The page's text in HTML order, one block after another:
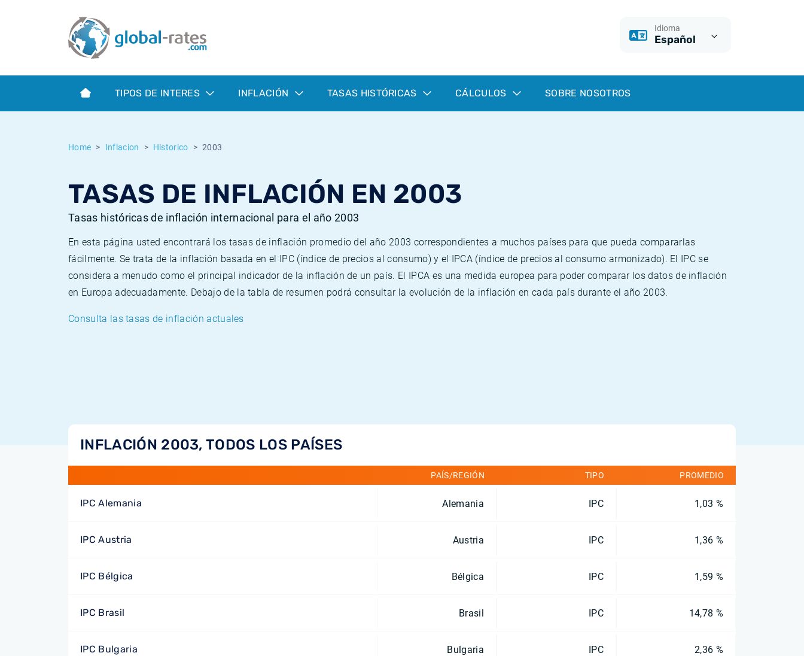
Idioma
Español
TIPOS DE INTERES INFLACIÓN TASAS HISTÓRICAS CÁLCULOS SOBRE NOSOTROS
Home Inflacion Historico 2003
TASAS DE INFLACIÓN EN 2003
Tasas históricas de inflación internacional para el año 2003
En esta página usted encontrará los tasas de inflación promedio del año 2003 correspondientes a muchos países para que pueda compararlas
fácilmente. Se trata de la inflación basada en el IPC (índice de precios al consumo) y el IPCA (índice de precios al consumo armonizado). El IPC se
considera a menudo como el principal indicador de la inflación de un país. El IPCA es una medida europea para poder comparar los datos de inflación
en Europa adecuadamente. Debajo de la tabla de resumen podrá consultar la evolución de la inflación en cada país durante el año 2003.
Consulta las tasas de inflación actuales
INFLACIÓN 2003, TODOS LOS PAÍSES
PAÍS/REGIÓN TIPO PROMEDIO
IPC Alemania Alemania IPC 1,03 %
IPC Austria Austria IPC 1,36 %
IPC Bélgica Bélgica IPC 1,59 %
IPC Brasil Brasil IPC 14,78 %
IPC Bulgaria Bulgaria IPC 2,36 %
Term SOFR
¿Qué es la inflación IPC?
¿Qué es la inflación IPCA?
Inflación Mexicano - IPC
Euribor - histórico
ESTER - histórico
Calculadora de inflación